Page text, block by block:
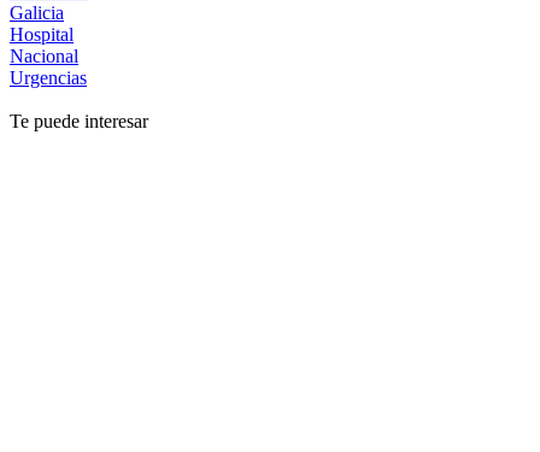
Galicia
Hospital
Nacional
Urgencias
Te puede interesar